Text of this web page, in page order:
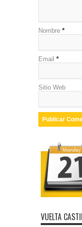
Nombre *
Email *
Sitio Web
VUELTA